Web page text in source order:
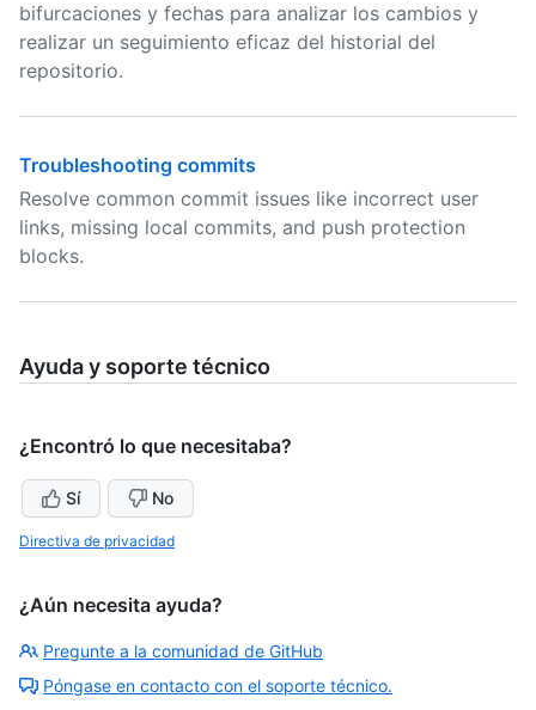
bifurcaciones y fechas para analizar los cambios y
realizar un seguimiento eficaz del historial del
repositorio.
Troubleshooting commits
Resolve common commit issues like incorrect user
links, missing local commits, and push protection
blocks.
Ayuda y soporte técnico
¿Encontró lo que necesitaba?
Sí No
Directiva de privacidad
¿Aún necesita ayuda?
Pregunte a la comunidad de GitHub
Póngase en contacto con el soporte técnico.